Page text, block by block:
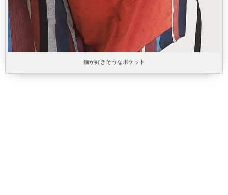
猫が好きそうなポケット